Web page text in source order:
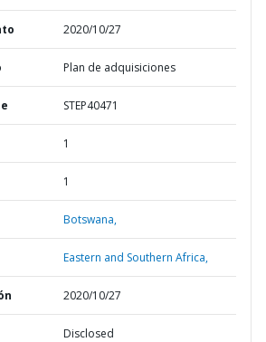
2020/10/27
Plan de adquisiciones
STEP40471
1
1
Botswana,
Eastern and Southern Africa,
2020/10/27
Disclosed